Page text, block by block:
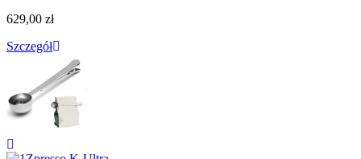
629,00 zł
Szczegół